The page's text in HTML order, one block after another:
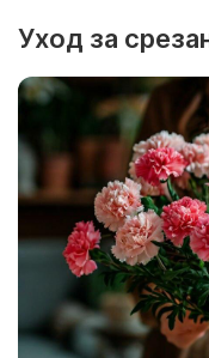
Уход за